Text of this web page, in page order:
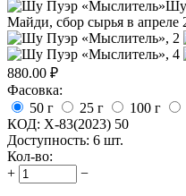
880.00 ₽
Фасовка:
50 г
25 г 100 г
КОД: X-83(2023) 50
Доступность: 6 шт.
Кол-во:
+
−